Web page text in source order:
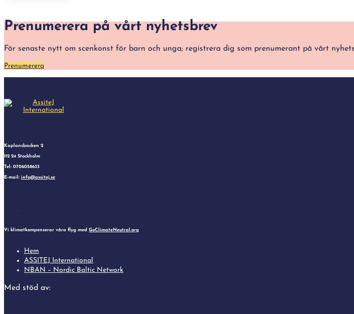
Prenumerera på vårt nyhetsbrev
För senaste nytt om scenkonst för barn och unga; registrera dig som prenumerant på vårt
Prenumerera
Kaplansbacken 2
112 24 Stockholm
Tel: 0706058633
E-mail: info@assitej.se
Vi klimatkompenserar våra flyg med GoClimateNeutral.org
Hem
ASSITEJ International
NBAN – Nordic Baltic Network
Med stöd av: